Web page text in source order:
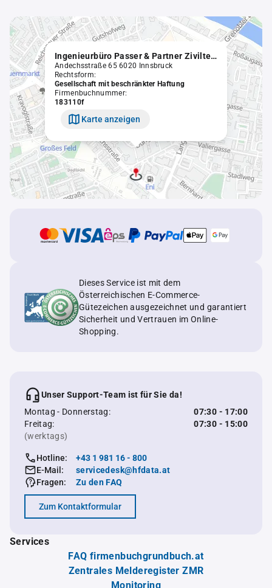
Ingenieurbüro Passer & Partner Ziviltechniker GmbH
Andechsstraße 65 6020 Innsbruck
Rechtsform:
Gesellschaft mit beschränkter Haftung
Firmenbuchnummer:
183110f
Karte anzeigen
Dieses Service ist mit dem
Österreichischen E-Commerce-
Gütezeichen ausgezeichnet und garantiert
Sicherheit und Vertrauen im Online-
Shopping.
Unser Support-Team ist für Sie da!
Montag - Donnerstag:
07:30 - 17:00
Freitag:
07:30 - 15:00
(werktags)
Hotline:
+43 1 981 16 - 800
E-Mail:
servicedesk@hfdata.at
Fragen:
Zu den FAQ
Zum Kontaktformular
Services
FAQ firmenbuchgrundbuch.at
Zentrales Melderegister ZMR
Monitoring